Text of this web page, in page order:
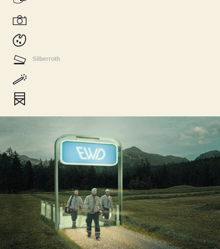
Silberroth